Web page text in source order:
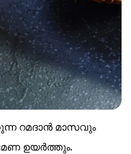
റമദാന്‍ മാസവും
ഉയര്‍ത്തും.